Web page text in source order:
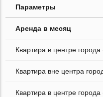
Параметры
Аренда в месяц
Квартира в центре
Квартира вне центра
Квартира в центре